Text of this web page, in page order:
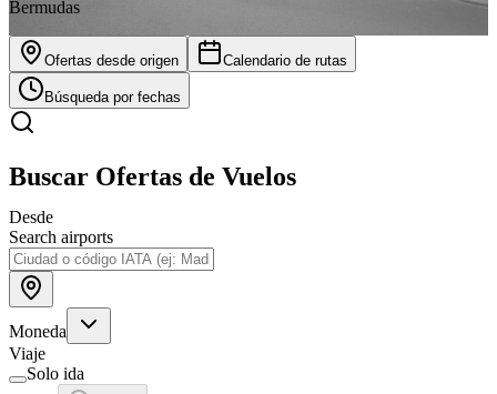
Bermudas
Ofertas desde origen Calendario de rutas
Búsqueda por fechas
Buscar Ofertas de Vuelos
Desde
Search airports
Moneda
Viaje
Solo ida